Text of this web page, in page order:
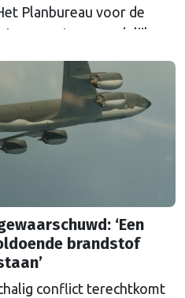
Planbureau voor de
voor extra maandelijkse
‘Een
brandstof
conflict terechtkomt